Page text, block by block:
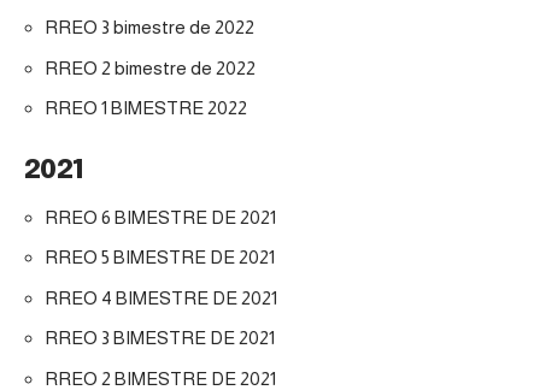
RREO 3 bimestre de 2022
RREO 2 bimestre de 2022
RREO 1 BIMESTRE 2022
2021
RREO 6 BIMESTRE DE 2021
RREO 5 BIMESTRE DE 2021
RREO 4 BIMESTRE DE 2021
RREO 3 BIMESTRE DE 2021
RREO 2 BIMESTRE DE 2021